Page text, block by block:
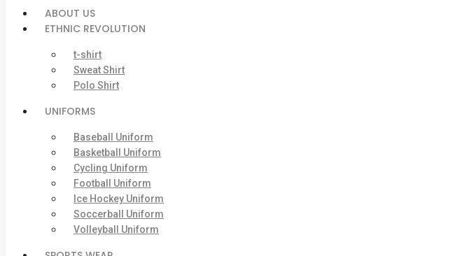
ABOUT US
ETHNIC REVOLUTION
t-shirt
Sweat Shirt
Polo Shirt
UNIFORMS
Baseball Uniform
Basketball Uniform
Cycling Uniform
Football Uniform
Ice Hockey Uniform
Soccerball Uniform
Volleyball Uniform